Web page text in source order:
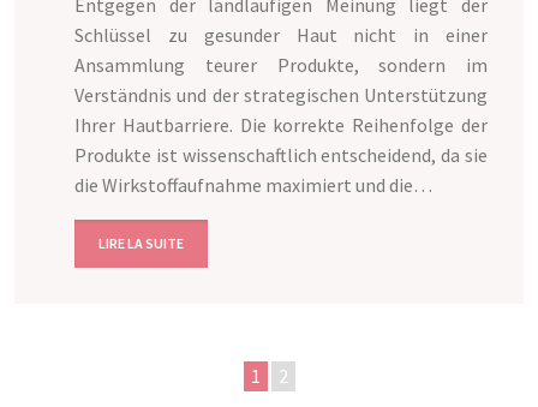
Schlüssel zu gesunder Haut nicht in einer
Ansammlung teurer Produkte, sondern im
Verständnis und der strategischen Unterstützung
Ihrer Hautbarriere. Die korrekte Reihenfolge der
Produkte ist wissenschaftlich entscheidend, da sie
die Wirkstoffaufnahme maximiert und die…
LIRE LA SUITE
1 2